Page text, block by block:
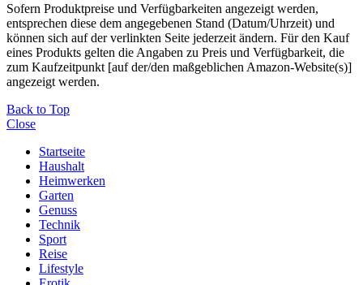
Sofern Produktpreise und Verfügbarkeiten angezeigt werden,
entsprechen diese dem angegebenen Stand (Datum/Uhrzeit) und
können sich auf der verlinkten Seite jederzeit ändern. Für den Kauf
eines Produkts gelten die Angaben zu Preis und Verfügbarkeit, die
zum Kaufzeitpunkt [auf der/den maßgeblichen Amazon-Website(s)]
angezeigt werden.
Back to Top
Close
Startseite
Haushalt
Heimwerken
Garten
Genuss
Technik
Sport
Reise
Lifestyle